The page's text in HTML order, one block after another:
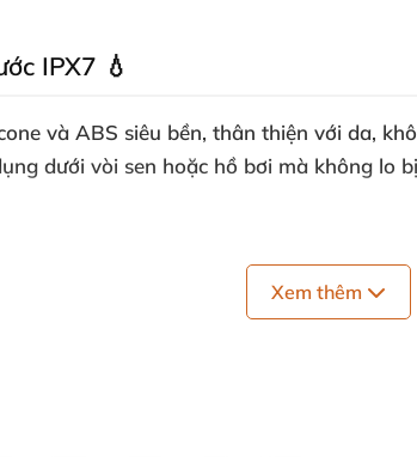
IPX7 💧
và ABS siêu bền, thân thiện với da,
dưới vòi sen hoặc hồ bơi mà không lo
nhánh ngắn 87mm x 38.5mm, tổng
độ không giới hạn
Xem thêm